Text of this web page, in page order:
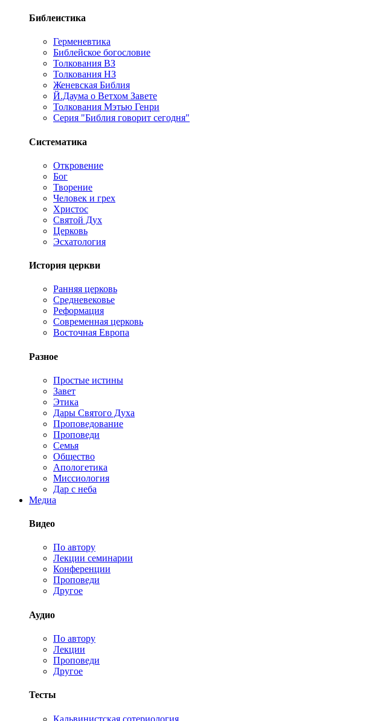
Библеистика
Герменевтика
Библейское богословие
Толкования ВЗ
Толкования НЗ
Женевская Библия
Й.Даума о Ветхом Завете
Толкования Мэтью Генри
Серия "Библия говорит сегодня"
Систематика
Откровение
Бог
Творение
Человек и грех
Христос
Святой Дух
Церковь
Эсхатология
История церкви
Ранняя церковь
Средневековье
Реформация
Современная церковь
Восточная Европа
Разное
Простые истины
Завет
Этика
Дары Святого Духа
Проповедование
Проповеди
Семья
Общество
Апологетика
Миссиология
Дар с неба
Медиа
Видео
По автору
Лекции семинарии
Конференции
Проповеди
Другое
Аудио
По автору
Лекции
Проповеди
Другое
Тесты
Кальвинистская сотериология